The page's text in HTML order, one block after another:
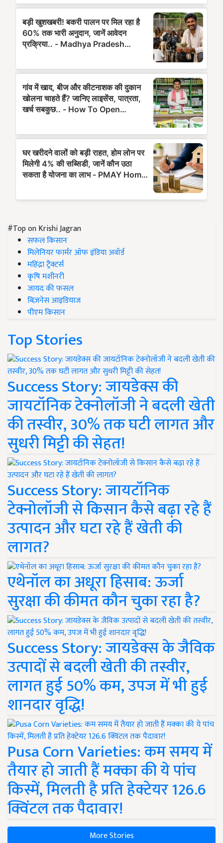
#Top on Krishi Jagran
सफल किसान
मिलेनियर फार्मर ऑफ इंडिया अवॉर्ड
महिंद्रा ट्रैक्टर्स
कृषि मशीनरी
जायद की फसल
बिज़नेस आइडियाज
पीएम किसान
Top Stories
Success Story: जायडेक्स की
जायटॉनिक टेक्नोलॉजी ने बदली खेती
की तस्वीर, 30% तक घटी लागत और
सुधरी मिट्टी की सेहत!
Success Story: जायटॉनिक
टेक्नोलॉजी से किसान कैसे बढ़ा रहे हैं
उत्पादन और घटा रहे हैं खेती की
लागत?
एथेनॉल का अधूरा हिसाब: ऊर्जा
सुरक्षा की कीमत कौन चुका रहा है?
Success Story: जायडेक्स के जैविक
उत्पादों से बदली खेती की तस्वीर,
लागत हुई 50% कम, उपज में भी हुई
शानदार वृद्धि!
Pusa Corn Varieties: कम समय में
तैयार हो जाती हैं मक्का की ये पांच
किस्में, मिलती है प्रति हेक्टेयर 126.6
क्विंटल तक पैदावार!
More Stories